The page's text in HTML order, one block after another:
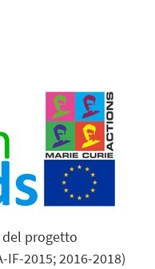
progetto
IF-2015; 2016-2018)